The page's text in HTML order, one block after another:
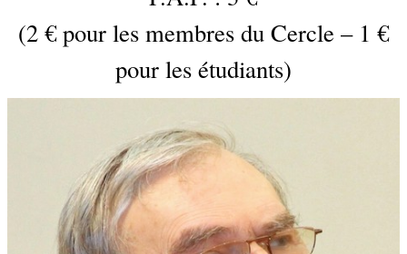
(2 € pour les membres du Cercle – 1 €
pour les étudiants)